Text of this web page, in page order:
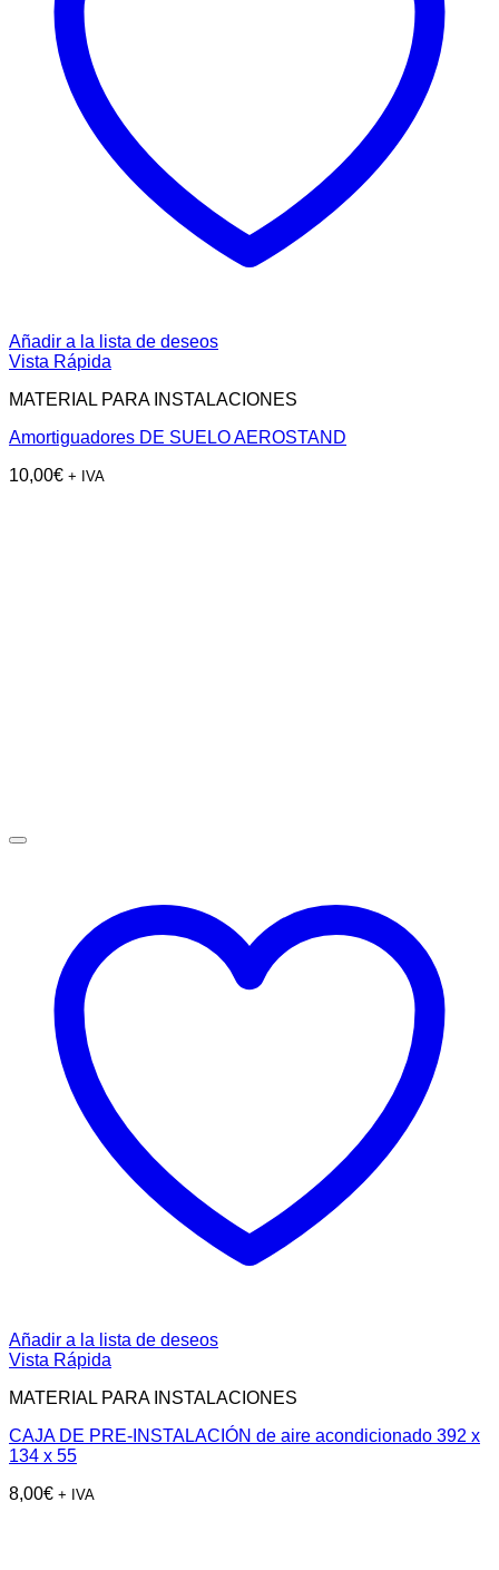
Añadir a la lista de deseos
Vista Rápida
MATERIAL PARA INSTALACIONES
Amortiguadores DE SUELO AEROSTAND
10,00€ + IVA
Añadir a la lista de deseos
Vista Rápida
MATERIAL PARA INSTALACIONES
CAJA DE PRE-INSTALACIÓN de aire acondicionado 392 x
134 x 55
8,00€ + IVA